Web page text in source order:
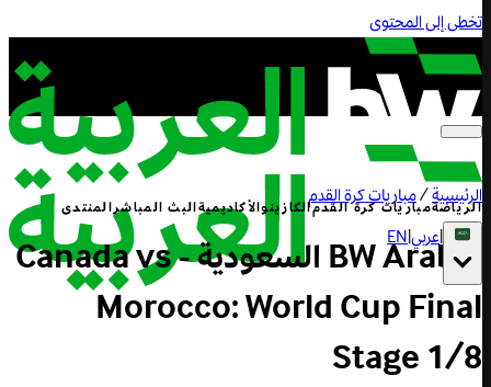
تخطى إلى المحتوى
الرياضةمباريات كرة القدمالكازينوالأكاديميةالبث المباشرالمنتدى
|عربي|
EN
الرئيسية/مباريات كرة القدم
BW Arabia السعودية - Canada vs
Morocco: World Cup Final
Stage 1/8